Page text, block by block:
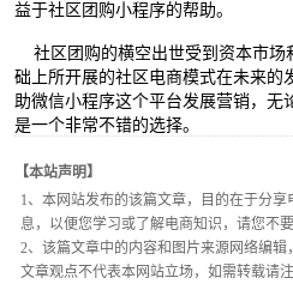
益于社区团购小程序的帮助。
社区团购的横空出世受到资本市场
础上所开展的社区电商模式在未来的
助微信小程序这个平台发展营销，无
是一个非常不错的选择。
【本站声明】
1、本网站发布的该篇文章，目的在于分
息，以便您学习或了解电商知识，请您不要
2、该篇文章中的内容和图片来源网络编辑
文章观点不代表本网站立场，如需转载请注